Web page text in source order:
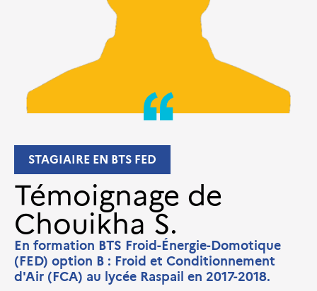
STAGIAIRE EN BTS FED
Témoignage de
Chouikha S.
En formation BTS Froid-Énergie-Domotique
(FED) option B : Froid et Conditionnement
d'Air (FCA) au lycée Raspail en 2017-2018.